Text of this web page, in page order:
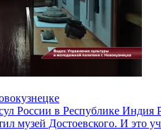
России в Республике Индия
музей Достоевского. И это